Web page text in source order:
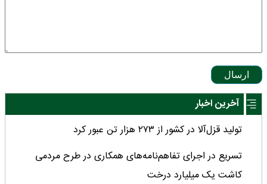
ارسال
آخرین اخبار
تولید قزل‌آلا در کشور از ۲۷۳ هزار تن عبور کرد
تسریع در اجرای تفاهم‌نامه‌های همکاری در طرح مردمی
کاشت یک میلیارد درخت